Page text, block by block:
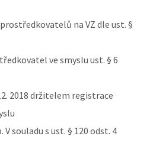
na VZ dle ust. §
ve smyslu ust. § 6
2018 držitelem registrace
V souladu s ust. § 120 odst. 4